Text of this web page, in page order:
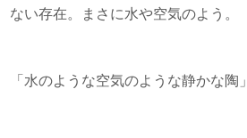
ない存在。まさに水や空気のよう。
「水のような空気のような静かな陶」